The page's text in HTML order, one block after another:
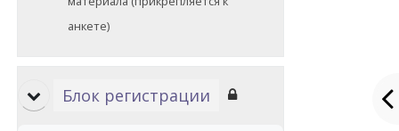
анкете)文件
Блок регистрации